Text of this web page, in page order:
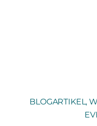
BLOGARTIKEL,